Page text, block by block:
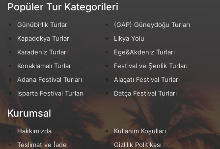
Popüler Tur Kategorileri
Günübirlik Turlar
(GAP) Güneydoğu Turları
Kapadokya Turları
Likya Yolu
Karadeniz Turları
Ege&Akdeniz Turları
Konaklamalı Turlar
Festival ve Şenlik Turları
Adana Festival Turları
Alaçatı Festival Turları
Isparta Festival Turları
Datça Festival Turları
Kurumsal
Hakkımızda
Kullanım Koşulları
Teslimat ve İade
Gizlilik Politikası